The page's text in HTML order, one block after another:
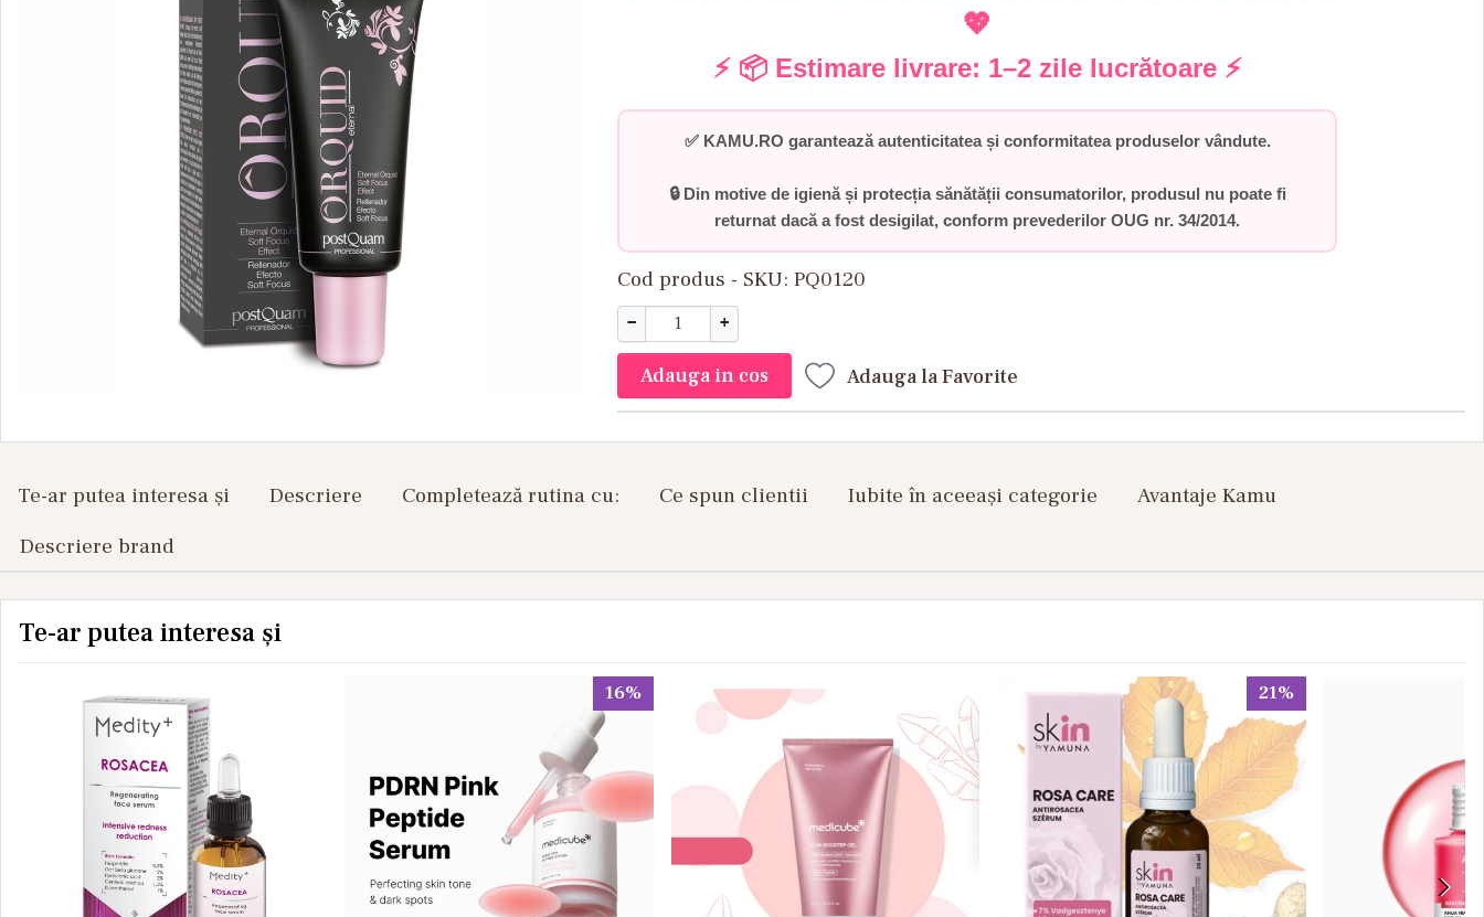
💖
⚡ 📦 Estimare livrare: 1–2 zile lucrătoare⚡
✅ KAMU.RO garantează autenticitatea și conformitatea produselor vândute.
🔒 Din motive de igienă și protecția sănătății consumatorilor, produsul nu poate fi
returnat dacă a fost desigilat, conform prevederilor OUG nr. 34/2014.
Cod produs - SKU PQ0120
− +
Adauga in cos Adauga la Favorite
Te-ar putea interesa și Descriere Completează rutina cu: Ce spun clientii Iubite în aceeași categorie
Avantaje Kamu
Descriere brand
Te-ar putea interesa și
16% 21%